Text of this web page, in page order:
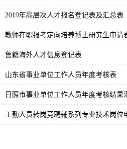
2019年高层次人才报名登记表及汇总表
教师在职报考定向培养博士研究生申请
鲁籍海外人才信息登记表
山东省事业单位工作人员年度考核表
日照市事业单位工作人员年度考核结果
工勤人员转岗竞聘辅系列专业技术岗位